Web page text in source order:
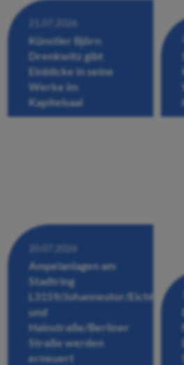
21.07.2026
Künstler Björn
Drenkwitz gibt
Einblicke in seine
Werke im
Kapitelsaal
20.07.2026
Ampelanlagen am
Stadtring
L3159/Johannestor/
und
Hainstraße/Berliner
Straße werden
erneuert